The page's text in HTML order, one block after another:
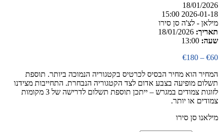
18/01/2026
2026-01-18 15:00
מילאן - לצ'ה סן סירו
תאריך:
שעה:
€60
–
€180 טווח
עד
המחיר הוא מחיר הבסיס לכרטיס בקטגוריה הנמוכה ביותר. תוספת
תשלום מופיעה בצבע אדום לצד הקטגוריה הנבחרת. התחייבות מצידנו
לזוגות צמודים במגרש – ייתכן תוספת תשלום לדרישה של 3 מקומות
צמודים או יותר.
מילאנו סן סירו